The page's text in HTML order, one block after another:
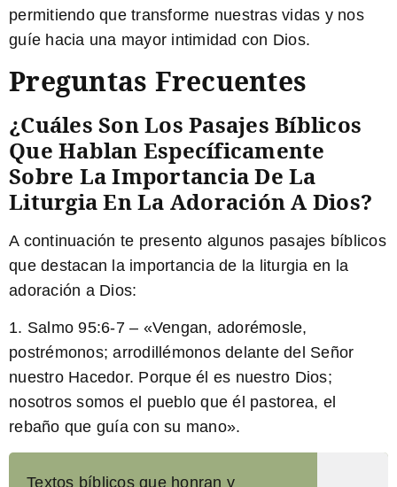
permitiendo que transforme nuestras vidas y nos
guíe hacia una mayor intimidad con Dios.
Preguntas Frecuentes
¿Cuáles Son Los Pasajes Bíblicos
Que Hablan Específicamente
Sobre La Importancia De La
Liturgia En La Adoración A Dios?
A continuación te presento algunos pasajes bíblicos
que destacan la importancia de la liturgia en la
adoración a Dios:
1. Salmo 95:6-7 – «Vengan, adorémosle,
postrémonos; arrodillémonos delante del Señor
nuestro Hacedor. Porque él es nuestro Dios;
nosotros somos el pueblo que él pastorea, el
rebaño que guía con su mano».
Textos bíblicos que honran y